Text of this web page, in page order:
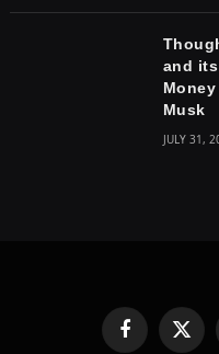
and
Musk
JULY 31,
FacebookX